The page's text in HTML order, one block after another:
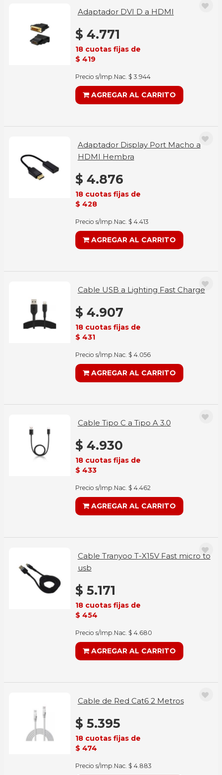
Adaptador DVI D a HDMI
$ 4.771
18 cuotas fijas de
$ 419
Precio s/Imp.Nac. $ 3.944
AGREGAR AL CARRITO
Adaptador Display Port Macho a
HDMI Hembra
$ 4.876
18 cuotas fijas de
$ 428
Precio s/Imp.Nac. $ 4.413
AGREGAR AL CARRITO
Cable USB a Lighting Fast Charge
$ 4.907
18 cuotas fijas de
$ 431
Precio s/Imp.Nac. $ 4.056
AGREGAR AL CARRITO
Cable Tipo C a Tipo A 3.0
$ 4.930
18 cuotas fijas de
$ 433
Precio s/Imp.Nac. $ 4.462
AGREGAR AL CARRITO
Cable Tranyoo T-X15V Fast micro to
usb
$ 5.171
18 cuotas fijas de
$ 454
Precio s/Imp.Nac. $ 4.680
AGREGAR AL CARRITO
Cable de Red Cat6 2 Metros
$ 5.395
18 cuotas fijas de
$ 474
Precio s/Imp.Nac. $ 4.883